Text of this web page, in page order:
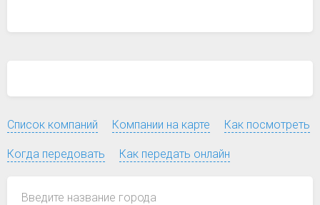
Список компаний Компании на карте Как посмотреть
Когда передовать Как передать онлайн
Введите название города